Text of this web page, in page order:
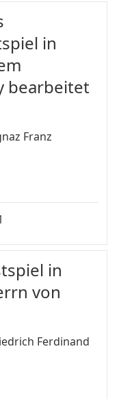
in
bearbeitet
Franz
in
von
Ferdinand